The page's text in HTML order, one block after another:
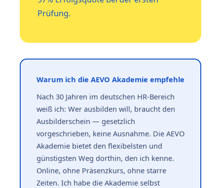
Prüfung.
Warum ich die AEVO Akademie empfehle
Nach 30 Jahren im deutschen HR-Bereich
weiß ich: Wer ausbilden will, braucht den
Ausbilderschein — gesetzlich
vorgeschrieben, keine Ausnahme. Die AEVO
Akademie bietet den flexibelsten und
günstigsten Weg dorthin, den ich kenne.
Online, ohne Präsenzkurs, ohne starre
Zeiten. Ich habe die Akademie selbst